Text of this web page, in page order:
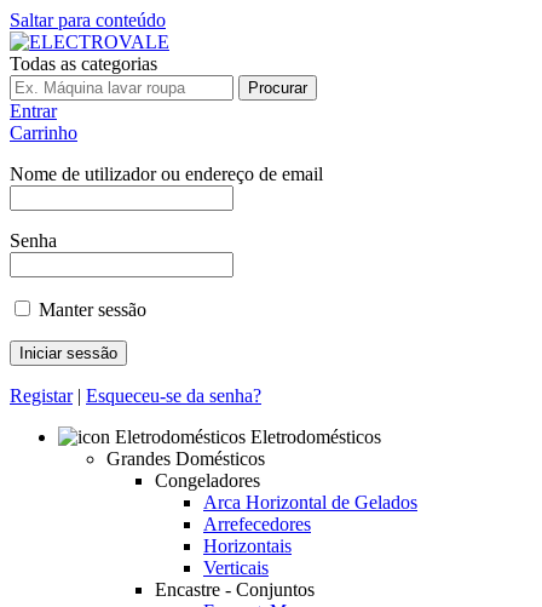
Saltar para conteúdo
Todas as categorias
Procurar
Entrar
Carrinho
Nome de utilizador ou endereço de email
Senha
Manter sessão
Registar| Esqueceu-se da senha?
Eletrodomésticos
Grandes Domésticos
Congeladores
Arca Horizontal de Gelados
Arrefecedores
Horizontais
Verticais
Encastre - Conjuntos